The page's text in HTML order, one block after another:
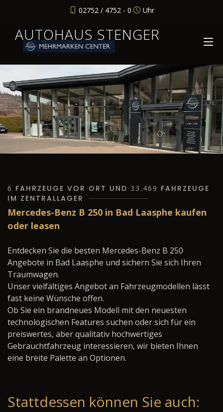
02752 / 4752 - 0 Uhr
AUTOHAUS STENGER
6 FAHRZEUGE VOR ORT UND 33.469 FAHRZEUGE
IM ZENTRALLAGER
Mercedes-Benz B 250 in Bad Laasphe kaufen
oder leasen
Entdecken Sie die besten Mercedes-Benz B 250
Angebote in Bad Laasphe und sichern Sie sich Ihren
Traumwagen.
Unser vielfältiges Angebot an Fahrzeugmodellen lässt
fast keine Wünsche offen.
Ob Sie ein brandneues Modell mit den neuesten
technologischen Features suchen oder sich für ein
preiswertes, aber qualitativ hochwertiges
Gebrauchtfahrzeug interessieren, wir bieten Ihnen
eine breite Palette an Optionen.
Stattdessen können Sie auch: